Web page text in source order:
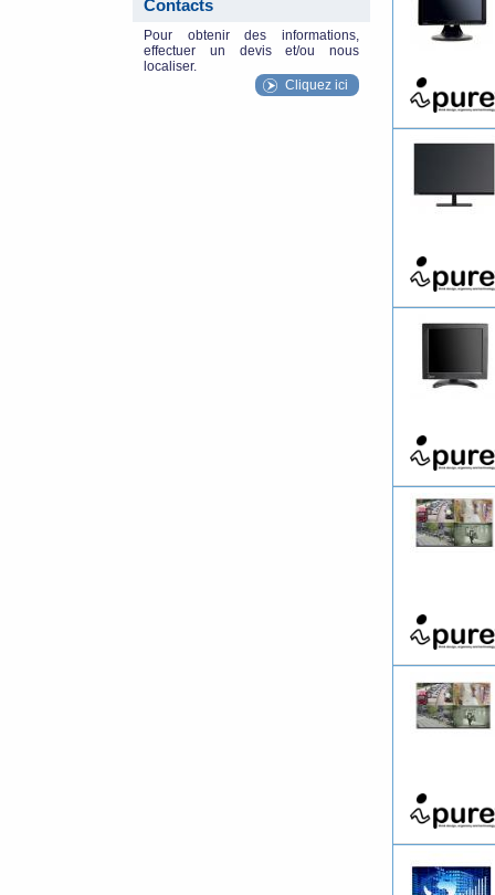
Contacts
Pour obtenir des informations,
effectuer un devis et/ou nous
localiser.
Cliquez ici